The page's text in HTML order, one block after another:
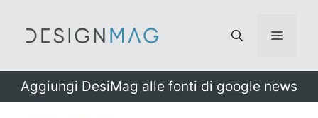
Menu
Aggiungi DesiMag alle fonti di google news